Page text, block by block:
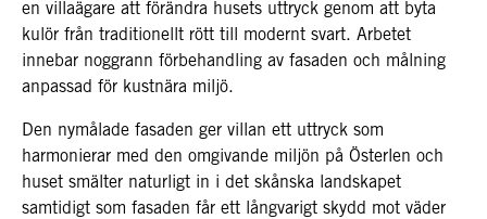
en villaägare att förändra husets uttryck genom att byta
kulör från traditionellt rött till modernt svart. Arbetet
innebar noggrann förbehandling av fasaden och målning
anpassad för kustnära miljö.
Den nymålade fasaden ger villan ett uttryck som
harmonierar med den omgivande miljön på Österlen och
huset smälter naturligt in i det skånska landskapet
samtidigt som fasaden får ett långvarigt skydd mot väder